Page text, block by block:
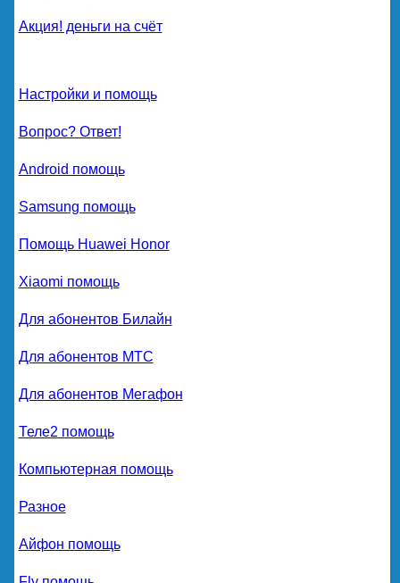
Акция! деньги на счёт
Настройки и помощь
Вопрос? Ответ!
Android помощь
Samsung помощь
Помощь Huawei Honor
Xiaomi помощь
Для абонентов Билайн
Для абонентов МТС
Для абонентов Мегафон
Теле2 помощь
Компьютерная помощь
Разное
Айфон помощь